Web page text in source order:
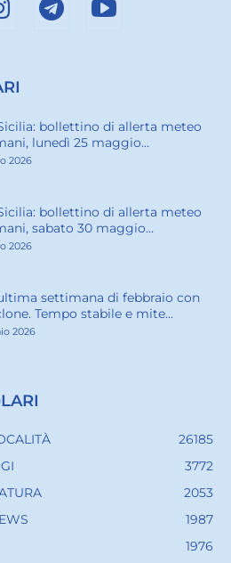
bollettino di allerta meteo
lunedì 25 maggio...
2026
bollettino di allerta meteo
sabato 30 maggio...
2026
settimana di febbraio con
Tempo stabile e mite...
2026
26185
3772
2053
1987
1976